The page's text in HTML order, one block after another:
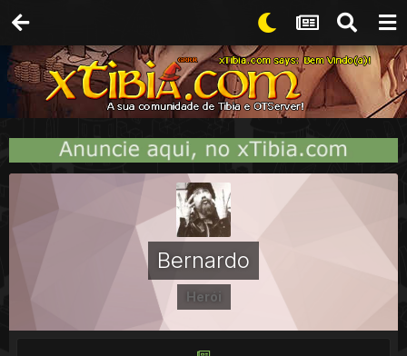
Bernardo
Herói